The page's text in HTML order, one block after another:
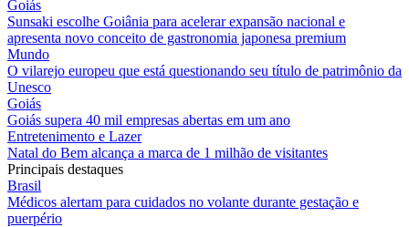
Goiás
Sunsaki escolhe Goiânia para acelerar expansão nacional e
apresenta novo conceito de gastronomia japonesa premium
Mundo
O vilarejo europeu que está questionando seu título de patrimônio da
Unesco
Goiás
Goiás supera 40 mil empresas abertas em um ano
Entretenimento e Lazer
Natal do Bem alcança a marca de 1 milhão de visitantes
Principais destaques
Brasil
Médicos alertam para cuidados no volante durante gestação e
puerpério